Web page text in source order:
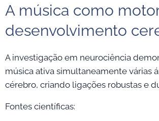
A música como
desenvolvimento
A investigação em neurociência
música ativa simultaneamente várias
cérebro, criando ligações robustas e
Fontes científicas: